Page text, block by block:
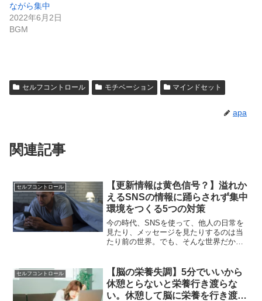
ながら集中
2022年6月2日
BGM
セルフコントロール モチベーション マインドセット
apa
関連記事
セルフコントロール
【更新情報は黄色信号？】溢れか
えるSNSの情報に踊らされず集中
環境をつくる5つの対策
今の時代、SNSを使って、他人の日常を
見たり、メッセージを見たりするのは当
たり前の世界。でも、そんな世界だか
うした更新情報に踊らされずに、時間を
フルにアフィリエイトに向ける5つの対策
をご紹介します。
セルフコントロール
【脳の栄養失調】5分でいいから
休憩とらないと栄養行き渡らな
い。休憩して脳に栄養を行き渡ら